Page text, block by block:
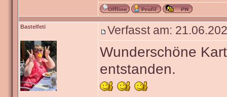
Bastelfeti Verfasst am:
Wunderschöne
entstanden.